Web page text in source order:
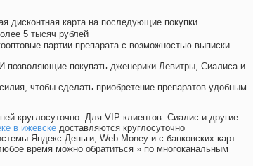
дисконтная карта на последующие покупки
5 тысяч рублей
партии препарата с возможностью выписки
позволяющие покупать дженерики Левитры, Сиалиса и
чтобы сделать приобретение препаратов удобным
круглосуточно. Для VIP клиентов: Сиалис и другие
в ижевске доставляются круглосуточно
Яндекс Деньги, Web Money и с банковских карт
время можно обратиться » по многоканальным